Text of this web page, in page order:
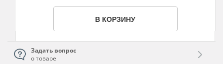
В КОРЗИНУ
Задать вопрос
о товаре